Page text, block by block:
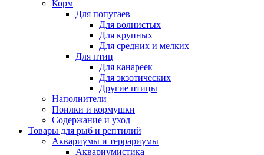
Корм
Для попугаев
Для волнистых
Для крупных
Для средних и мелких
Для птиц
Для канареек
Для экзотических
Другие птицы
Наполнители
Поилки и кормушки
Содержание и уход
Товары для рыб и рептилий
Аквариумы и террариумы
Аквариумистика